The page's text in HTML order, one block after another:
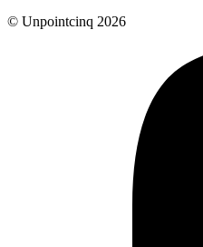
© Unpointcinq 2026